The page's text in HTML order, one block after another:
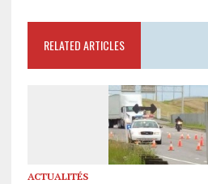
RELATED ARTICLES
ACTUALITÉS